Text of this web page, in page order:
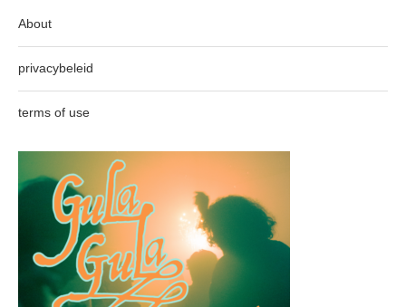
About
privacybeleid
terms of use